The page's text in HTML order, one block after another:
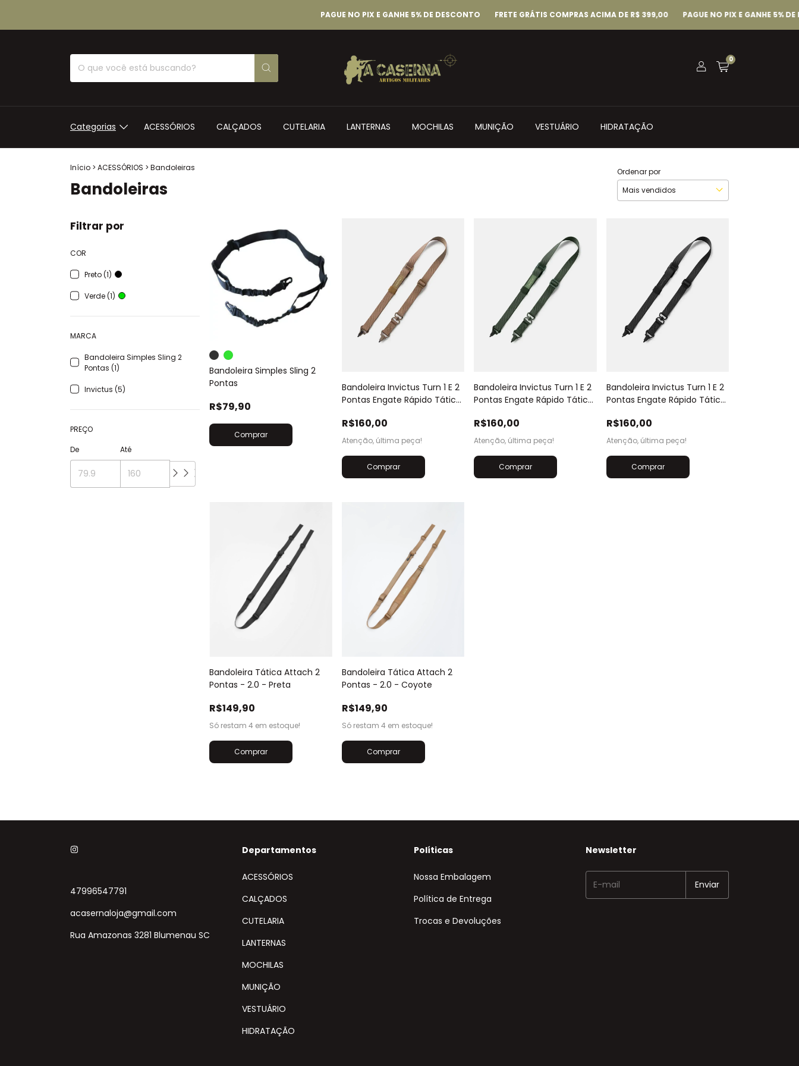
PAGUE NO PIX E GANHE 5% DE DESCONTO FRETE GRÁTIS COMPRAS ACIMA DE R$ 399,00 PAGUE NO PIX E GANHE 5% DE
0
Categorias ACESSÓRIOS CALÇADOS CUTELARIA LANTERNAS MOCHILAS MUNIÇÃO VESTUÁRIO HIDRATAÇÃO
Início > ACESSÓRIOS > Bandoleiras
Bandoleiras
Ordenar por
Filtrar por
COR
Preto (1)
Verde (1)
MARCA
Bandoleira Simples Sling 2
Pontas (1)
Invictus (5)
PREÇO
De
Até
Bandoleira Simples Sling 2
Pontas
R$79,90
Comprar
Bandoleira Invictus Turn 1 E 2
Pontas Engate Rápido Tática
R$160,00
Atenção, última peça!
Bandoleira Invictus Turn 1 E 2
Pontas Engate Rápido Tática
R$160,00
Atenção, última peça!
Bandoleira Invictus Turn 1 E 2
Pontas Engate Rápido Tática
R$160,00
Atenção, última peça!
Bandoleira Tática Attach 2
Pontas - 2.0 - Preta
R$149,90
Só restam4 em estoque!
Bandoleira Tática Attach 2
Pontas - 2.0 - Coyote
R$149,90
Só restam 4 em estoque!
47996547791
acasernaloja@gmail.com
Rua Amazonas 3281 Blumenau SC
Departamentos
ACESSÓRIOS
CALÇADOS
CUTELARIA
LANTERNAS
MOCHILAS
MUNIÇÃO
VESTUÁRIO
HIDRATAÇÃO
Políticas
Nossa Embalagem
Política de Entrega
Trocas e Devoluções
Newsletter